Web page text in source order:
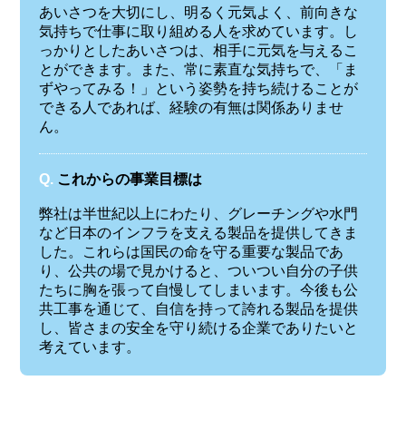
あいさつを大切にし、明るく元気よく、前向きな
気持ちで仕事に取り組める人を求めています。し
っかりとしたあいさつは、相手に元気を与えるこ
とができます。また、常に素直な気持ちで、「ま
ずやってみる！」という姿勢を持ち続けることが
できる人であれば、経験の有無は関係ありませ
ん。
Q. これからの事業目標は
弊社は半世紀以上にわたり、グレーチングや水門
など日本のインフラを支える製品を提供してきま
した。これらは国民の命を守る重要な製品であ
り、公共の場で見かけると、ついつい自分の子供
たちに胸を張って自慢してしまいます。今後も公
共工事を通じて、自信を持って誇れる製品を提供
し、皆さまの安全を守り続ける企業でありたいと
考えています。